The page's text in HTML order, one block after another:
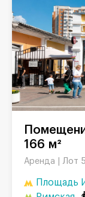
Помещение на Рогожском Валу,
166 м²
Аренда | Лот
Площадь